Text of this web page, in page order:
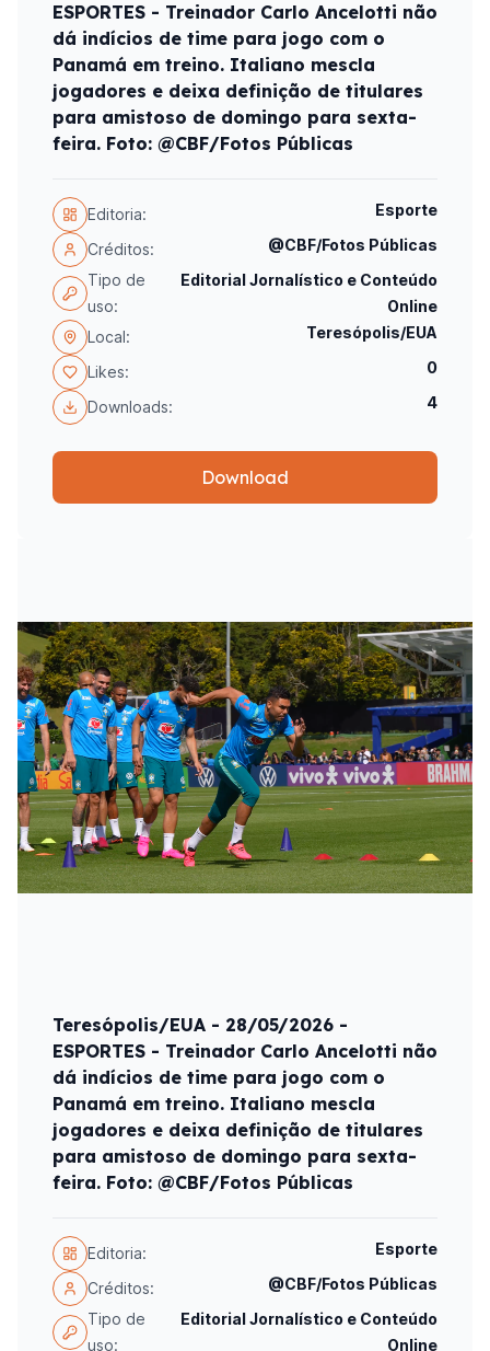
ESPORTES - Treinador Carlo Ancelotti não
dá indícios de time para jogo com o
Panamá em treino. Italiano mescla
jogadores e deixa definição de titulares
para amistoso de domingo para sexta-
feira. Foto: @CBF/Fotos Públicas
Editoria: Esporte
Créditos:
@CBF/Fotos Públicas
Tipo de
uso:
Editorial Jornalístico e Conteúdo
Online
Local:
Teresópolis/EUA
Likes: 0
Downloads: 4
Download
Teresópolis/EUA - 28/05/2026 -
ESPORTES - Treinador Carlo Ancelotti não
dá indícios de time para jogo com o
Panamá em treino. Italiano mescla
jogadores e deixa definição de titulares
para amistoso de domingo para sexta-
feira. Foto: @CBF/Fotos Públicas
Editoria: Esporte
Créditos:
@CBF/Fotos Públicas
Tipo de
uso:
Editorial Jornalístico e Conteúdo
Online